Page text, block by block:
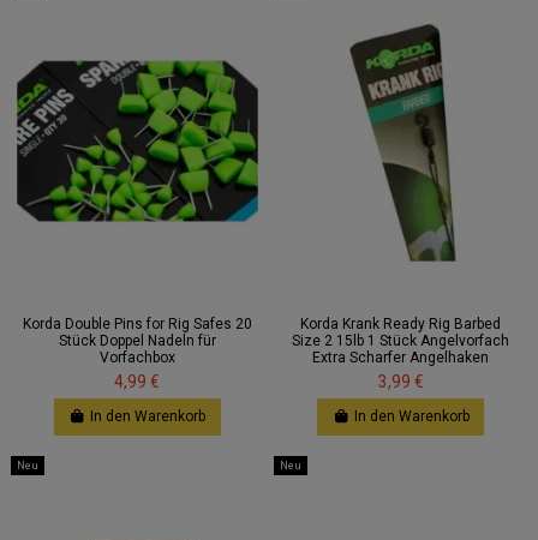
Korda Double Pins for Rig Safes 20
Stück Doppel Nadeln für
Vorfachbox
4,99 €
In den Warenkorb
Korda Krank Ready Rig Barbed
Size 2 15lb 1 Stück Angelvorfach
Extra Scharfer Angelhaken
3,99 €
In den Warenkorb
Neu Neu